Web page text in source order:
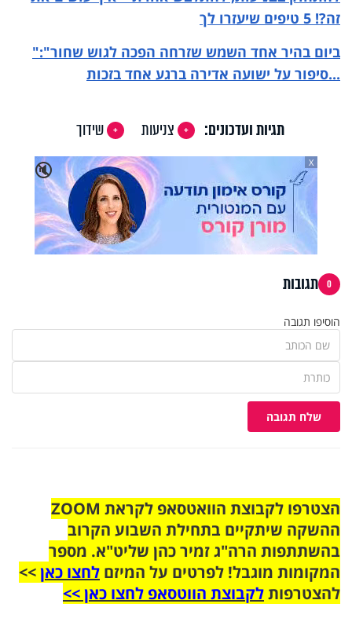
זה?! 5 טיפים שיעזרו לך
"ביום בהיר אחד השמש שזרחה הפכה לגוש שחור":
סיפור על ישועה אדירה ברגע אחד בזכות...
תגיות ועדכונים: צניעות
שידוך
🔇
X
0 תגובות
הוסיפו תגובה
שלח תגובה
הצטרפו לקבוצת הוואטסאפ לקראת ZOOM
ההשקה שיתקיים בתחילת השבוע הקרוב
בהשתתפות הרה"ג זמיר כהן שליט"א. מספר
המקומות מוגבל! לפרטים על המיזם לחצו כאן>>
להצטרפותלקבוצת הווטסאפ לחצו כאן >>